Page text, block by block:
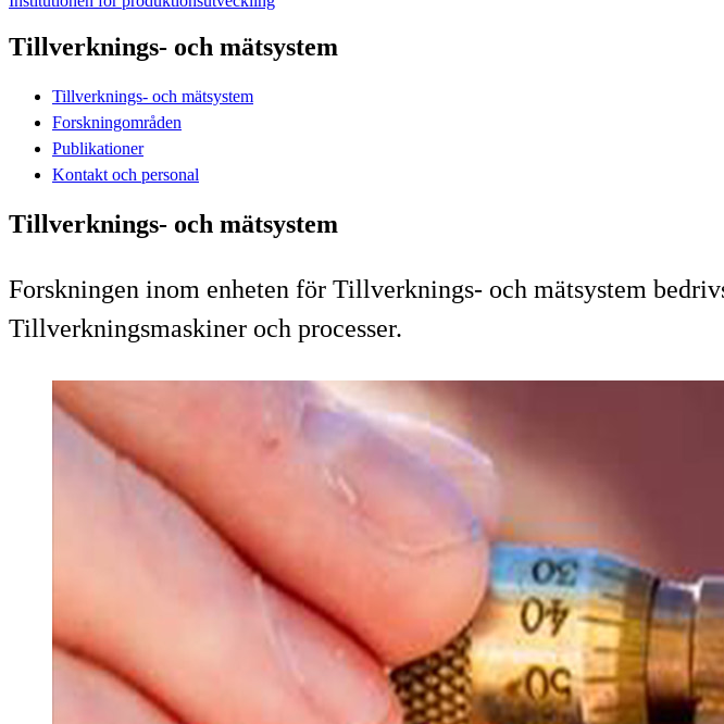
Tillverknings- och mätsystem
Tillverknings- och mätsystem
Forskningområden
Publikationer
Kontakt och personal
Tillverknings- och mätsystem
Forskningen inom enheten för Tillverknings- och mätsystem
Tillverkningsmaskiner och processer.